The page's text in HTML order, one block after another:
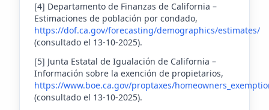
[4] Departamento de Finanzas de California –
Estimaciones de población por condado,
https://dof.ca.gov/forecasting/demographics/estimates/
(consultado el 13-10-2025).
[5] Junta Estatal de Igualación de California –
Información sobre la exención de propietarios,
https://www.boe.ca.gov/proptaxes/
(consultado el 13-10-2025).